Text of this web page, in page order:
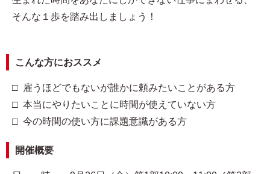
そんな１歩を踏み出しましょう！
こんな方におススメ
□ 雇うほどでもないが誰かに頼みたいことがある方
□ 本当にやりたいことに時間が使えていない方
□ 今の時間の使い方に課題意識がある方
開催概要